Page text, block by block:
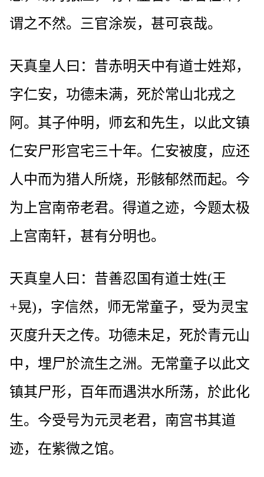
谓之不然。三官涂炭，甚可哀哉。
天真皇人曰：昔赤明天中有道士姓郑，
字仁安，功德未满，死於常山北戎之
阿。其子仲明，师玄和先生，以此文镇
仁安尸形宫宅三十年。仁安被度，应还
人中而为猎人所烧，形骸郁然而起。今
为上宫南帝老君。得道之迹，今题太极
上宫南轩，甚有分明也。
天真皇人曰：昔善忍国有道士姓(王
+晃)，字信然，师无常童子，受为灵宝
灭度升天之传。功德未足，死於青元山
中，埋尸於流生之洲。无常童子以此文
镇其尸形，百年而遇洪水所荡，於此化
生。今受号为元灵老君，南宫书其道
迹，在紫微之馆。